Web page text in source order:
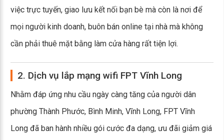
việc trực tuyến, giao lưu kết nối bạn bè mà còn là nơi để
mọi người kinh doanh, buôn bán online tại nhà mà không
cần phải thuê mặt bằng làm cửa hàng rất tiện lợi.
2. Dịch vụ lắp mạng wifi FPT Vĩnh Long
Nhằm đáp ứng nhu cầu ngày càng tăng của người dân
phường Thành Phước, Bình Minh, Vĩnh Long, FPT Vĩnh
Long đã ban hành nhiều gói cước đa dạng, ưu đãi giảm giá